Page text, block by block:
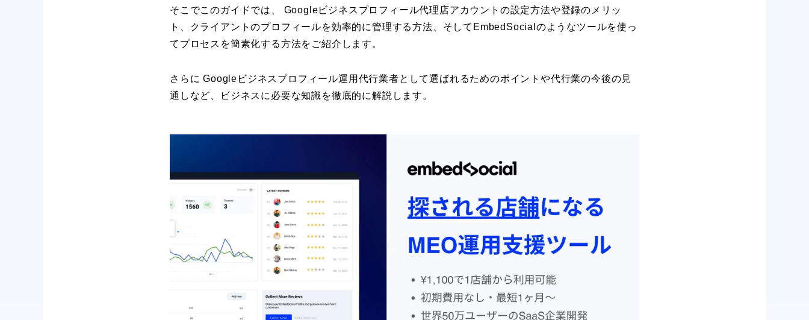
そこでこのガイドでは、 Googleビジネスプロフィール代理店アカウントの設定方法や登録のメリッ
ト、クライアントのプロフィールを効率的に管理する方法、そしてEmbedSocialのようなツールを使っ
てプロセスを簡素化する方法をご紹介します。
さらに Googleビジネスプロフィール運用代行業者として選ばれるためのポイントや代行業の今後の見
通しなど、ビジネスに必要な知識を徹底的に解説します。